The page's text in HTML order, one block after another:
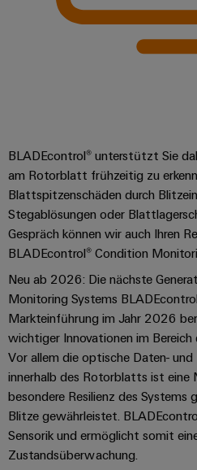
BLADEcontrol® unterstützt Sie
am Rotorblatt frühzeitig zu
Blattspitzenschäden durch
Stegablösungen oder
Gespräch können wir auch Ihren
BLADEcontrol® Condition
Neu ab 2026: Die nächste
Monitoring Systems
Markteinführung im Jahr 2026
wichtiger Innovationen im
Vor allem die optische Daten-
innerhalb des Rotorblatts ist eine
besondere Resilienz des Systems
Blitze gewährleistet.
Sensorik und ermöglicht somit
Zustandsüberwachung.